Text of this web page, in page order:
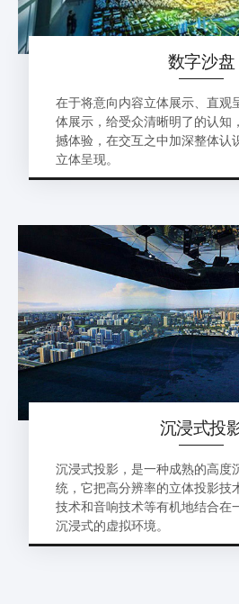
数字沙盘
在于将意向内容立体展示、直观
体展示，给受众清晰明了的认知
撼体验，在交互之中加深整体认
立体呈现。
沉浸式投
沉浸式投影，是一种成熟的高度
统，它把高分辨率的立体投影技
技术和音响技术等有机地结合在
沉浸式的虚拟环境。